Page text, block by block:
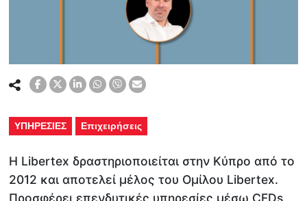
ΥΠΗΡΕΣΙΕΣ Επιχειρήσεις
H Libertex δραστηριοποιείται στην Κύπρο από το
2012 και αποτελεί μέλος του Ομίλου Libertex.
Προσφέρει επενδυτικές υπηρεσίες μέσω CFDs